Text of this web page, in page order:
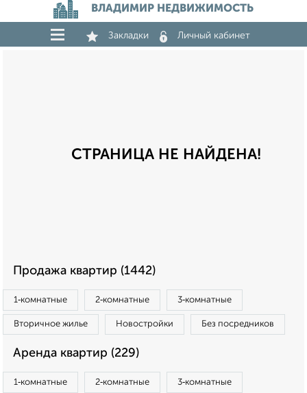
ВЛАДИМИР НЕДВИЖИМОСТЬ
Закладки Личный кабинет
СТРАНИЦА НЕ НАЙДЕНА!
Продажа квартир (1442)
1‑комнатные 2‑комнатные 3‑комнатные
Вторичное жилье Новостройки Без посредников
Аренда квартир (229)
1‑комнатные 2‑комнатные 3‑комнатные